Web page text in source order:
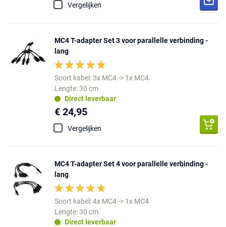
Vergelijken
MC4 T-adapter Set 3 voor parallelle verbinding -
lang
Soort kabel: 3x MC4 -> 1x MC4
Lengte: 30 cm
Direct leverbaar
€ 24,95
Vergelijken
MC4 T-adapter Set 4 voor parallelle verbinding -
lang
Soort kabel: 4x MC4 -> 1x MC4
Lengte: 30 cm
Direct leverbaar